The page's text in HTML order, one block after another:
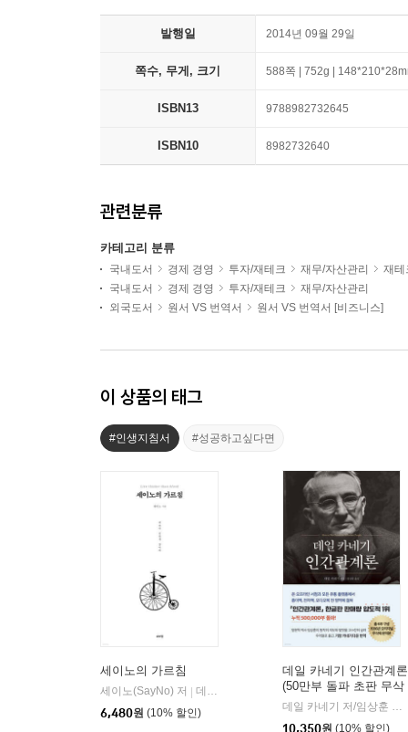
발행일 2014년 09월 29일
쪽수, 무게, 크기 588쪽 | 752g |
ISBN13 9788982732645
ISBN10 8982732640
관련분류
카테고리 분류
국내도서 경제 경영 투자/재테크 재무/자산관리
재테
국내도서
경제 경영 투자/재테크
재무/자산관리
외국도서
원서 VS 번역서 원서 VS 번역서 [비즈니스]
이 상품의 태그
#인생지침서 #성공하고싶다면
세이노의 가르침
세이노(SayNo) 저
데이원
6,480원 (10% 할인)
데일 카네기 인간관계론
(50만부 돌파 초판 무삭
제 완역본)
데일 카네기 저/임상훈 역
10,350원 (10% 할인)